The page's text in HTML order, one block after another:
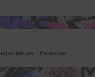
Вакансии